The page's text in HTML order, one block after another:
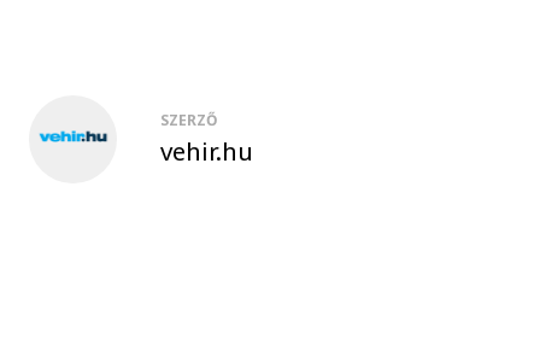
SZERZŐ
vehir.hu